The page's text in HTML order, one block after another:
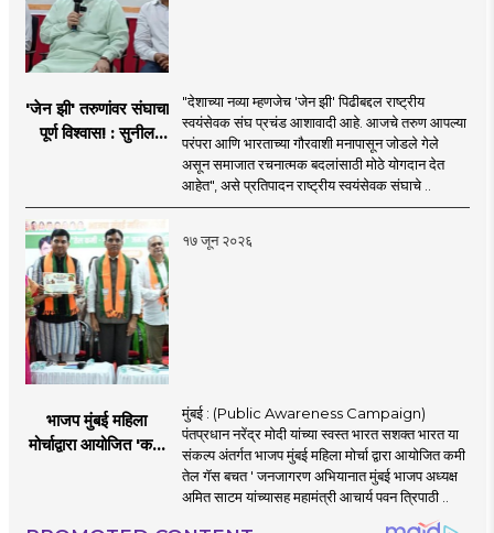
'जेन झी' तरुणांवर संघाचा
पूर्ण विश्वास! : सुनील
"देशाच्या नव्या म्हणजेच 'जेन झी' पिढीबद्दल राष्ट्रीय
स्वयंसेवक संघ प्रचंड आशावादी आहे. आजचे तरुण आपल्या
परंपरा आणि भारताच्या गौरवाशी मनापासून जोडले गेले
असून समाजात रचनात्मक बदलांसाठी मोठे योगदान देत
आहेत", असे प्रतिपादन राष्ट्रीय स्वयंसेवक संघाचे ..
१७ जून २०२६
भाजप मुंबई महिला
मोर्चाद्वारा आयोजित 'कमी
मुंबई : (Public Awareness Campaign)
पंतप्रधान नरेंद्र मोदी यांच्या स्वस्त भारत सशक्त भारत या
संकल्प अंतर्गत भाजप मुंबई महिला मोर्चा द्वारा आयोजित कमी
तेल गॅस बचत ' जनजागरण अभियानात मुंबई भाजप अध्यक्ष
अमित साटम यांच्यासह महामंत्री आचार्य पवन त्रिपाठी ..